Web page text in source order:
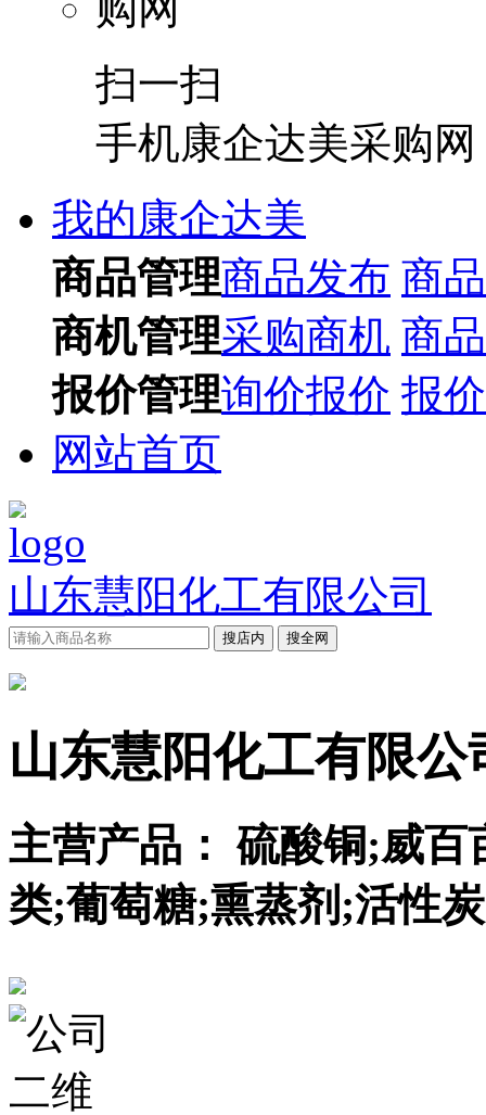
扫一扫
手机康企达美采购网
我的康企达美
商品管理商品发布 商
商机管理采购商机 商
报价管理询价报价 报
网站首页
山东慧阳化工有限公司
搜店内 搜全网
山东慧阳化工有限公
主营产品： 硫酸铜;威
类;葡萄糖;熏蒸剂;活性